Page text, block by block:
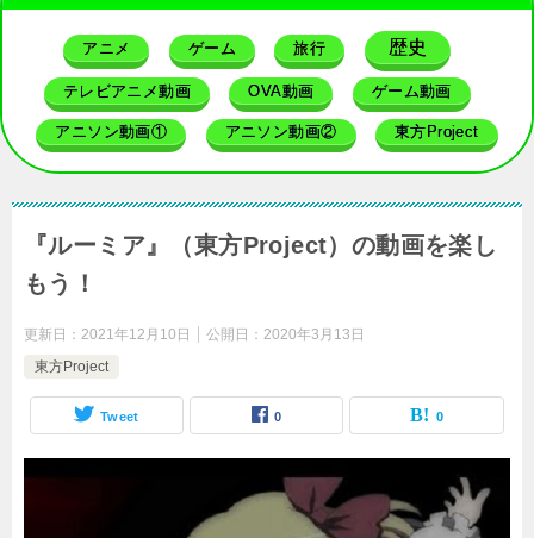
アニメ ゲーム 旅行 歴史
テレビアニメ動画 OVA動画 ゲーム動画
アニソン動画① アニソン動画② 東方Project
『ルーミア』（東方Project）の動画を楽し
もう！
更新日： 2021年12月10日 公開日： 2020年3月13日
東方Project
Tweet 0 0